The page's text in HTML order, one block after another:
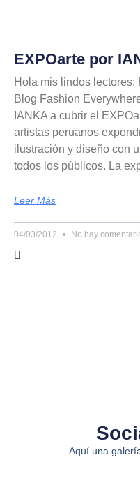
EXPOarte por
Hola mis lindos lectores:
Blog Fashion
IANKA a cubrir el
artistas peruanos
ilustración y diseño con
todos los públicos. La
Leer Más
04/03/2012 No hay
Aquí una